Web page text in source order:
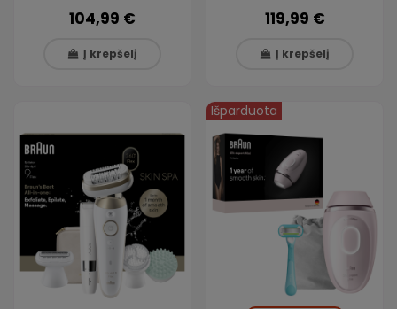
104,99 €
Į krepšelį
119,99 €
Į krepšelį
Išparduota